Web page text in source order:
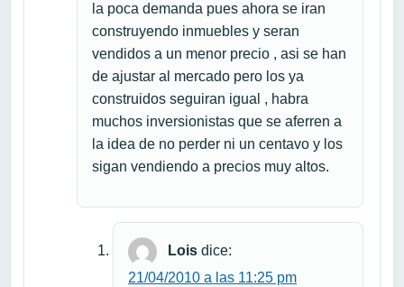
la poca demanda pues ahora se iran
construyendo inmuebles y seran
vendidos a un menor precio , asi se han
de ajustar al mercado pero los ya
construidos seguiran igual , habra
muchos inversionistas que se aferren a
la idea de no perder ni un centavo y los
sigan vendiendo a precios muy altos.
Lois dice:
21/04/2010 a las 11:25 pm